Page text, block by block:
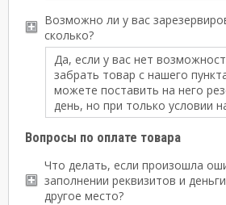
Возможно ли у вас
сколько?
Да, если у вас нет
забрать товар с нашего
можете поставить на него
день, но при только условии
Вопросы по оплате товара
Что делать, если произошла
заполнении реквизитов и
другое место?